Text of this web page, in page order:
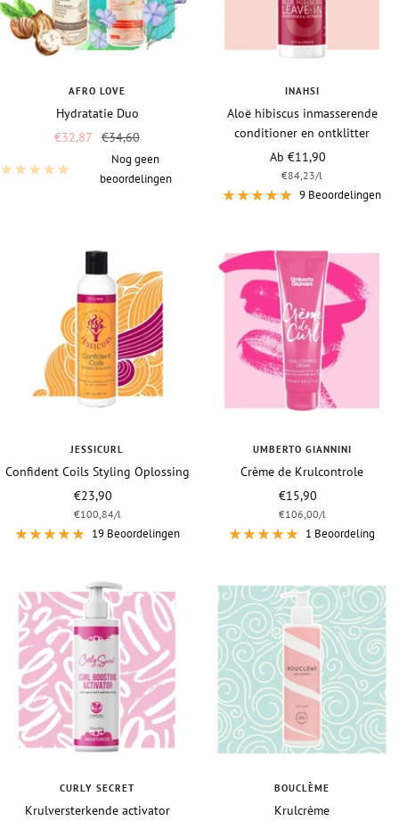
AFRO LOVE
Hydratatie Duo
Vraagprijs
€32,87
Normale
prijs
€34,60
Nog geen
beoordelingen
INAHSI
Aloë hibiscus inmasserende
conditioner en ontklitter
Vraagprijs
Ab €11,90
€84,23/l
9 Beoordelingen
JESSICURL
Confident Coils Styling Oplossing
Vraagprijs
€23,90
€100,84/l
19 Beoordelingen
UMBERTO GIANNINI
Crème de Krulcontrole
Vraagprijs
€15,90
€106,00/l
1 Beoordeling
CURLY SECRET
Krulversterkende activator
BOUCLÈME
Krulcrème